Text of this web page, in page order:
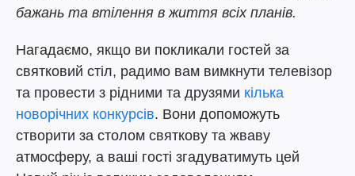
бажань та втілення в життя всіх планів.
Нагадаємо, якщо ви покликали гостей за
святковий стіл, радимо вам вимкнути телевізор
та провести з рідними та друзями кілька
новорічних конкурсів. Вони допоможуть
створити за столом святкову та жваву
атмосферу, а ваші гості згадуватимуть цей